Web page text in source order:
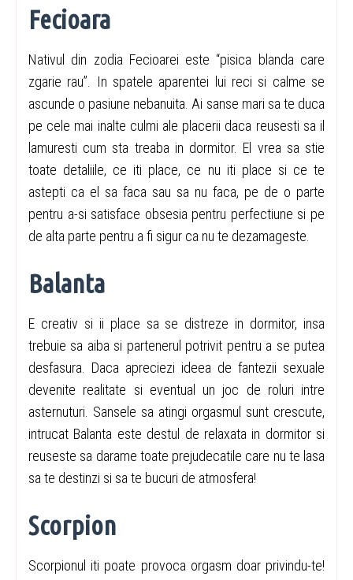
Fecioara
Nativul din zodia Fecioarei este “pisica blanda care
zgarie rau”. In spatele aparentei lui reci si calme se
ascunde o pasiune nebanuita. Ai sanse mari sa te duca
pe cele mai inalte culmi ale placerii daca reusesti sa il
lamuresti cum sta treaba in dormitor. El vrea sa stie
toate detaliile, ce iti place, ce nu iti place si ce te
astepti ca el sa faca sau sa nu faca, pe de o parte
pentru a-si satisface obsesia pentru perfectiune si pe
de alta parte pentru a fi sigur ca nu te dezamageste.
Balanta
E creativ si ii place sa se distreze in dormitor, insa
trebuie sa aiba si partenerul potrivit pentru a se putea
desfasura. Daca apreciezi ideea de fantezii sexuale
devenite realitate si eventual un joc de roluri intre
asternuturi. Sansele sa atingi orgasmul sunt crescute,
intrucat Balanta este destul de relaxata in dormitor si
reuseste sa darame toate prejudecatile care nu te lasa
sa te destinzi si sa te bucuri de atmosfera!
Scorpion
Scorpionul iti poate provoca orgasm doar privindu-te!